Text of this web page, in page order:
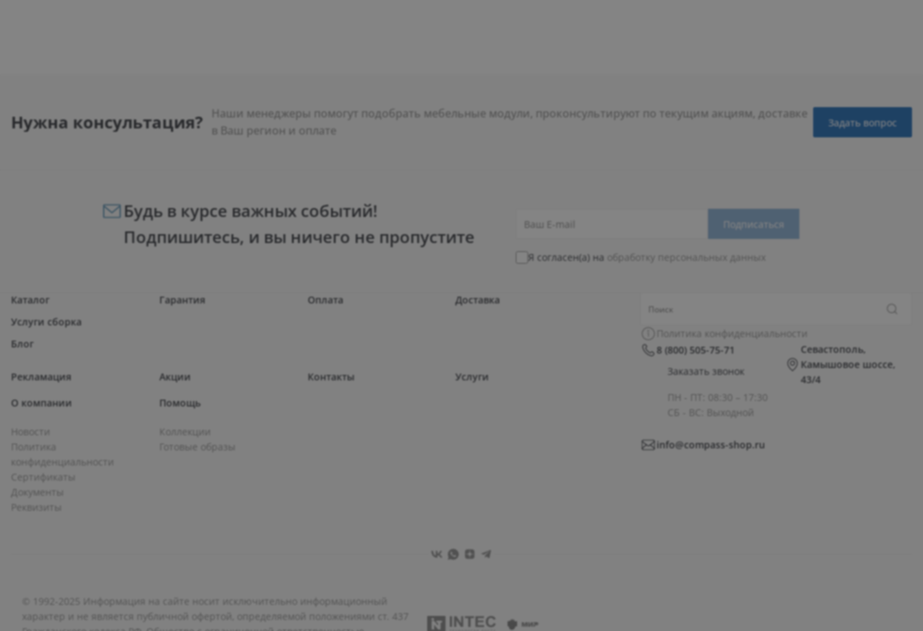
Нужна консультация?
Наши менеджеры помогут подобрать мебельные модули, проконсультируют по текущим акциям, доставке
в Ваш регион и оплате
Задать вопрос
Будь в курсе важных событий!
Подпишитесь, и вы ничего не пропустите
Подписаться
Я согласен(а) на обработку персональных данных
Каталог
Услуги сборка
Блог
Гарантия Оплата Доставка
Рекламация Акции Контакты
Услуги
О компании
Новости
Политика
конфиденциальности
Сертификаты
Документы
Реквизиты
Помощь
Коллекции
Готовые образы
Политика конфиденциальности
8 (800) 505-75-71
Заказать звонок
ПН - ПТ: 08:30 – 17:30
СБ - ВС: Выходной
Севастополь,
Камышовое шоссе,
43/4
info@compass-shop.ru
© 1992-2025 Информация на сайте носит исключительно информационный
характер и не является публичной офертой, определяемой положениями ст. 437